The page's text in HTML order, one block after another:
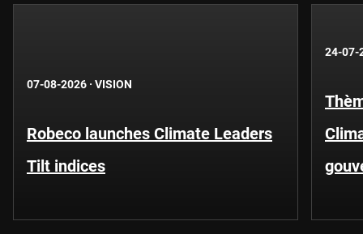
07-08-2026 · VISION
Robeco launches Climate Leaders
Tilt indices
24-07-